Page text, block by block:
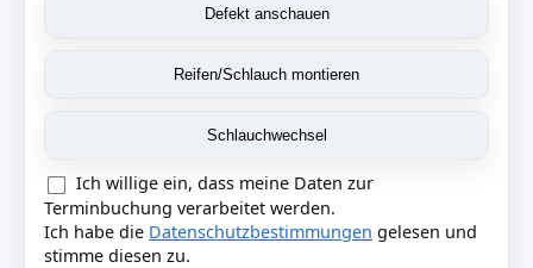
Defekt anschauen
Reifen/Schlauch montieren
Schlauchwechsel
Ich willige ein, dass meine Daten zur
Terminbuchung verarbeitet werden.
Ich habe die Datenschutzbestimmungen gelesen und
stimme diesen zu.